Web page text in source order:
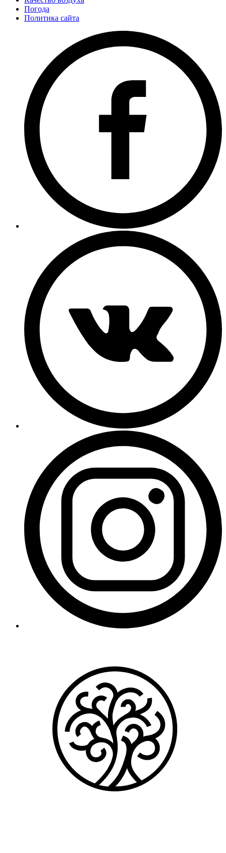
Погода
Политика сайта